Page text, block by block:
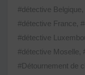
#détective Belgique,
#détective France,
#détective
#détective Moselle,
#Détournement de